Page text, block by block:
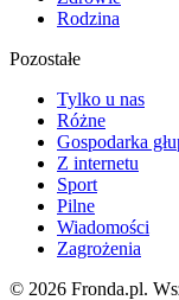
Rodzina
Pozostałe
Tylko u nas
Różne
Gospodarka
Z internetu
Sport
Pilne
Wiadomości
Zagrożenia
© 2026 Fronda.pl.